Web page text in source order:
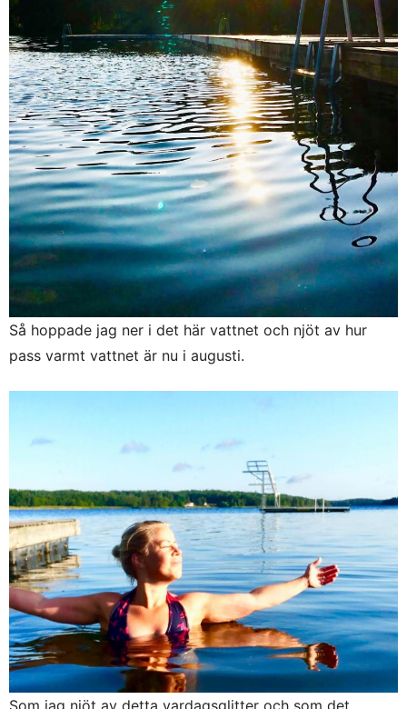
Så hoppade jag ner i det här vattnet och njöt av hur
pass varmt vattnet är nu i augusti.